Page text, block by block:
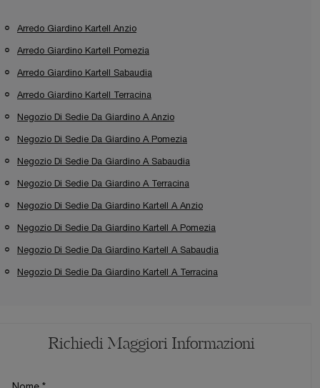
Arredo Giardino Kartell Anzio
Arredo Giardino Kartell Pomezia
Arredo Giardino Kartell Sabaudia
Arredo Giardino Kartell Terracina
Negozio Di Sedie Da Giardino A Anzio
Negozio Di Sedie Da Giardino A Pomezia
Negozio Di Sedie Da Giardino A Sabaudia
Negozio Di Sedie Da Giardino A Terracina
Negozio Di Sedie Da Giardino Kartell A Anzio
Negozio Di Sedie Da Giardino Kartell A Pomezia
Negozio Di Sedie Da Giardino Kartell A Sabaudia
Negozio Di Sedie Da Giardino Kartell A Terracina
Richiedi Maggiori Informazioni